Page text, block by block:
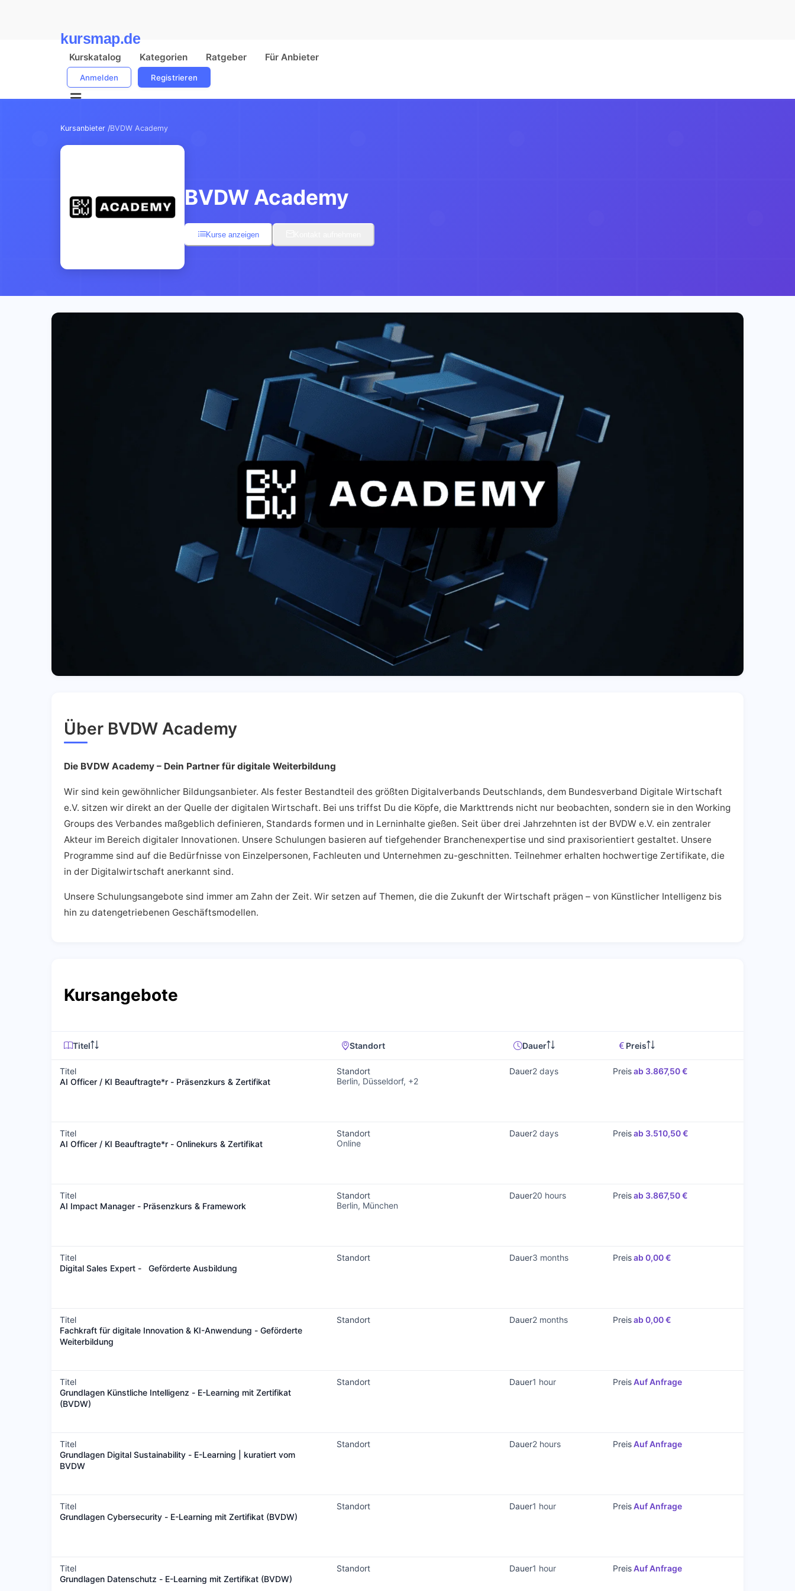
kursmap.de
Kurskatalog Kategorien Ratgeber Für Anbieter
Anmelden Registrieren
Kursanbieter /BVDW Academy
BVDW Academy
Kurse anzeigen
Über BVDW Academy
Die BVDW Academy – Dein Partner für digitale Weiterbildung
Wir sind kein gewöhnlicher Bildungsanbieter. Als fester Bestandteil des größten Digitalverbands Deutschlands, dem Bundesverband Digitale Wirtschaft
e.V. sitzen wir direkt an der Quelle der digitalen Wirtschaft. Bei uns triffst Du die Köpfe, die Markttrends nicht nur beobachten, sondern sie in den Working
Groups des Verbandes maßgeblich definieren, Standards formen und in Lerninhalte gießen. Seit über drei Jahrzehnten ist der BVDW e.V. ein zentraler
Akteur im Bereich digitaler Innovationen. Unsere Schulungen basieren auf tiefgehender Branchenexpertise und sind praxisorientiert gestaltet. Unsere
Programme sind auf die Bedürfnisse von Einzelpersonen, Fachleuten und Unternehmen zu-geschnitten. Teilnehmer erhalten hochwertige Zertifikate, die
in der Digitalwirtschaft anerkannt sind.
Unsere Schulungsangebote sind immer am Zahn der Zeit. Wir setzen auf Themen, die die Zukunft der Wirtschaft prägen – von Künstlicher Intelligenz bis
hin zu datengetriebenen Geschäftsmodellen.
Kursangebote
Titel Standort Dauer Preis
Titel
AI Officer / KI Beauftragte*r - Präsenzkurs & Zertifikat
Standort
Berlin, Düsseldorf, +2
Dauer2 days Preisab 3.867,50 €
Titel
AI Officer / KI Beauftragte*r - Onlinekurs & Zertifikat
Standort
Online
Dauer2 days Preisab 3.510,50 €
Titel
AI Impact Manager - Präsenzkurs & Framework
Standort
Berlin, München
Dauer20 hours Preisab 3.867,50 €
Titel
Digital Sales Expert - Geförderte Ausbildung
Standort Dauer3 months Preisab 0,00 €
Titel
Fachkraft für digitale Innovation & KI-Anwendung - Geförderte
Weiterbildung
Standort Dauer2 months Preisab 0,00 €
Titel
Grundlagen Künstliche Intelligenz - E-Learning mit Zertifikat
(BVDW)
Standort Dauer1 hour PreisAuf Anfrage
Titel
Grundlagen Digital Sustainability - E-Learning | kuratiert vom
BVDW
Standort Dauer2 hours PreisAuf Anfrage
Titel
Grundlagen Cybersecurity - E-Learning mit Zertifikat (BVDW)
Standort Dauer1 hour PreisAuf Anfrage
Titel
Grundlagen Datenschutz - E-Learning mit Zertifikat (BVDW)
Standort Dauer1 hour PreisAuf Anfrage